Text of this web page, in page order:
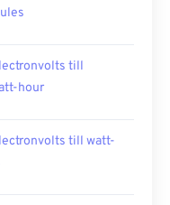
till
hour
till watt-